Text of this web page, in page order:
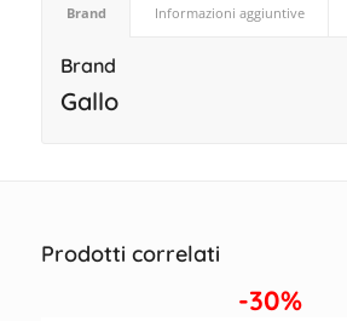
Brand Informazioni aggiuntive
Brand
Gallo
Prodotti correlati
-30%